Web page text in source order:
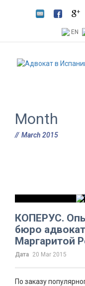
EN
Month
March 2015
КОПЕРУС.
бюро
Маргаритой
Дата 20 Mar 2015
По заказу